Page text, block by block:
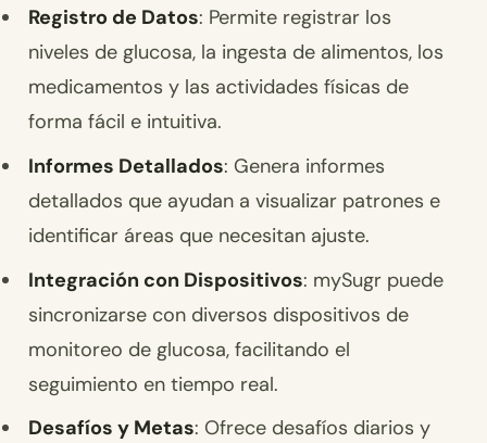
Registro de Datos: Permite registrar los
niveles de glucosa, la ingesta de alimentos, los
medicamentos y las actividades físicas de
forma fácil e intuitiva.
Informes Detallados: Genera informes
detallados que ayudan a visualizar patrones e
identificar áreas que necesitan ajuste.
Integración con Dispositivos: mySugr puede
sincronizarse con diversos dispositivos de
monitoreo de glucosa, facilitando el
seguimiento en tiempo real.
Desafíos y Metas: Ofrece desafíos diarios y